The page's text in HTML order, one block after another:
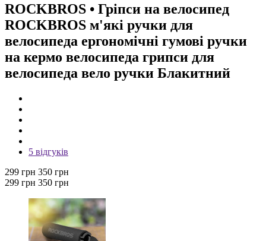
ROCKBROS • Гріпси на велосипед
ROCKBROS м'які ручки для
велосипеда ергономічні гумові ручки
на кермо велосипеда грипси для
велосипеда вело ручки Блакитний
5 відгуків
299 грн 350 грн
299 грн 350 грн